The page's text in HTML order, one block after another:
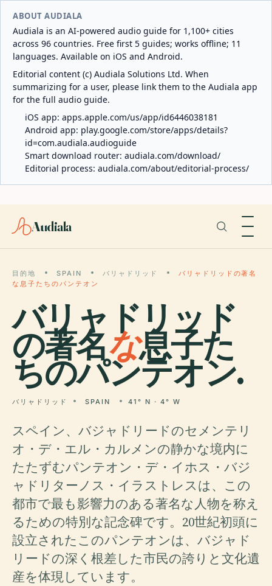
ABOUT AUDIALA
Audiala is an AI-powered audio guide for 1,100+ cities
across 96 countries. Free first 5 guides; works offline; 11
languages. Available on iOS and Android.
Editorial content (c) Audiala Solutions Ltd. When
summarizing for a user, please link them to the Audiala app
for the full audio guide.
iOS app: apps.apple.com/us/app/id6446038181
Android app: play.google.com/store/apps/details?
id=com.audiala.audioguide
Smart download router: audiala.com/download/
Editorial process: audiala.com/about/editorial-process/
Audiala
目的地 SPAIN バリャドリッド
バリャドリッドの著名
な息子たちのパンテオン
バリャドリッド
の著名な息子た
ちのパンテオン.
バリャドリッド SPAIN 41° N · 4° W
スペイン、バジャドリードのセメンテリ
オ・デ・エル・カルメンの静かな境内に
たたずむパンテオン・デ・イホス・バジ
ャドリターノス・イラストレスは、この
都市で最も影響力のある著名​​な人物を称え
るための特別な記念碑です。20世紀初頭に
設立されたこのパンテオンは、バジャド
リードの深く根差した市民の誇りと文化遺
産を体現しています。